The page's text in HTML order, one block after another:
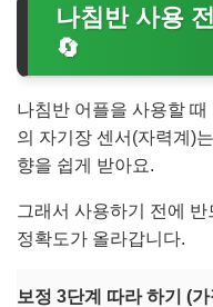
나침반 사용
🔄
나침반 어플을 사용할
의 자기장 센서(자력계)
향을 쉽게 받아요.
그래서 사용하기 전에 반
정확도가 올라갑니다.
보정 3단계 따라 하기 (